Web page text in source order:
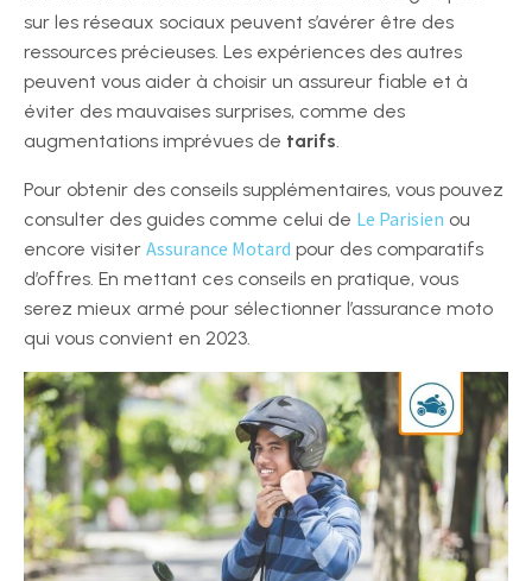
sur les réseaux sociaux peuvent s’avérer être des
ressources précieuses. Les expériences des autres
peuvent vous aider à choisir un assureur fiable et à
éviter des mauvaises surprises, comme des
augmentations imprévues de tarifs.
Pour obtenir des conseils supplémentaires, vous pouvez
consulter des guides comme celui de Le Parisien ou
encore visiter Assurance Motard pour des comparatifs
d’offres. En mettant ces conseils en pratique, vous
serez mieux armé pour sélectionner l’assurance moto
qui vous convient en 2023.